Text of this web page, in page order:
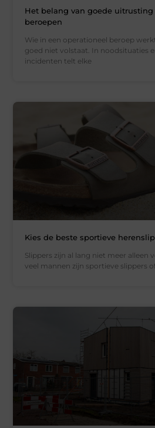
Het belang van goede
beroepen
Wie in een operationeel beroep
goed niet volstaat. In noodsituaties
incidenten telt elke
Kies de beste sportieve
Slippers zijn al lang niet meer alleen
veel mannen zijn sportieve slippers